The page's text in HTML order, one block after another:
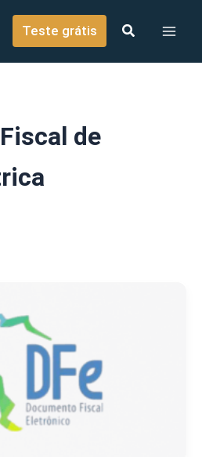
Teste grátis
de